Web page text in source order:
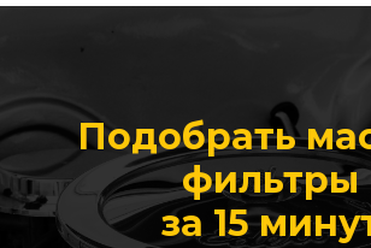
Подобрать
фильтры
за 15